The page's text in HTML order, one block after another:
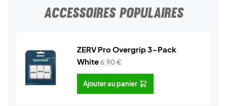
ACCESSOIRES POPULAIRES
ZERV Pro Overgrip 3-Pack
White6,90€
Ajouter au panier